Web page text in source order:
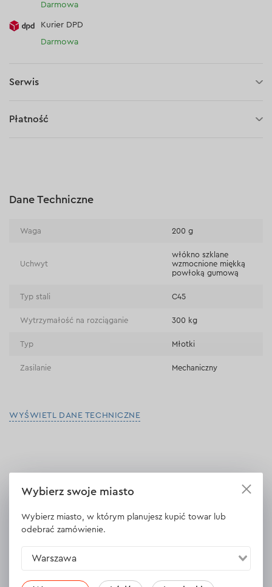
Darmowa
Kurier DPD
Darmowa
Serwis
Płatność
Płatność na rachunek bieżący (przelew tradycyjny)
Dane Techniczne
Waga 200 g
Uchwyt
włókno szklane
wzmocnione miękką
powłoką gumową
Typ stali C45
Wytrzymałość na rozciąganie 300 kg
Typ Młotki
Zasilanie Mechaniczny
WYŚWIETL DANE TECHNICZNE
Zostaw opinię
pracę!
Wybierz swoje miasto
Wybierz miasto, w którym planujesz kupić towar lub
odebrać zamówienie.
Warszawa